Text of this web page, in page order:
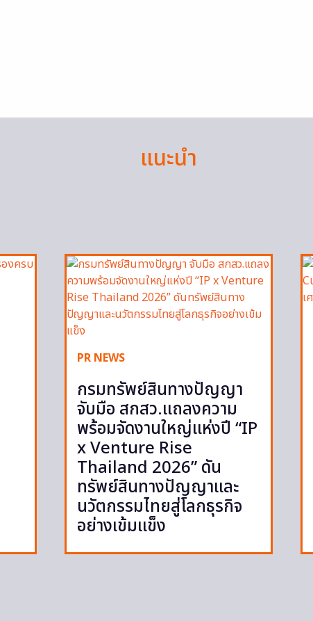
แนะนำ
PR NEWS
กรมทรัพย์สินทางปัญญา
จับมือ สกสว.แถลงความ
พร้อมจัดงานใหญ่แห่งปี “IP
x Venture Rise
Thailand 2026” ดัน
ทรัพย์สินทางปัญญาและ
นวัตกรรมไทยสู่โลกธุรกิจ
อย่างเข้มแข็ง